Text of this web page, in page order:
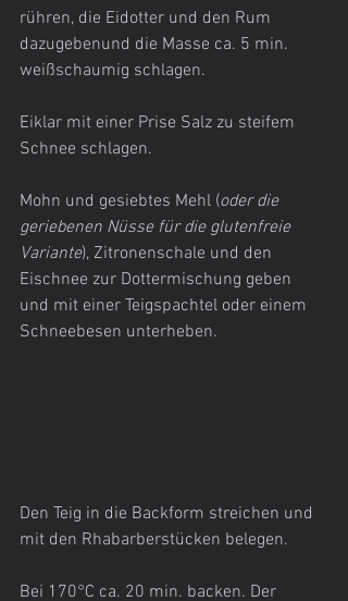
rühren, die Eidotter und den Rum
dazugebenund die Masse ca. 5 min.
weißschaumig schlagen.
Eiklar mit einer Prise Salz zu steifem
Schnee schlagen.
Mohn und gesiebtes Mehl (oder die
geriebenen Nüsse für die glutenfreie
Variante), Zitronenschale und den
Eischnee zur Dottermischung geben
und mit einer Teigspachtel oder einem
Schneebesen unterheben.
Den Teig in die Backform streichen und
mit den Rhabarberstücken belegen.
Bei 170°C ca. 20 min. backen. Der